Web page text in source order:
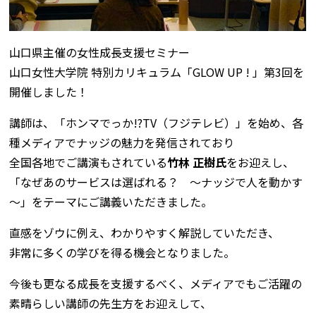
山口県主催の女性成長支援セミナー
山口女性大学院 特別カリキュラム「GLOW UP ! 」第3回を
開催しました！
講師は、「ホンマでっか!?TV（フジテレビ）」を始め、各
種メディアでナッジの魅力を発信されており
全国各地でご講演もされている竹林 正樹氏をお迎えし、
「なぜあのサービスは選ばれる？ ～ナッジで人を動かす
～」をテーマにご講義いただきました。
直感をゾウに例え、わかりやすく解説していただき、
非常に多くの学びを得る機会となりました。
今後も更なる成長を支援するべく、メディアでもご活躍の
素晴らしい講師の先生方をお迎えして、